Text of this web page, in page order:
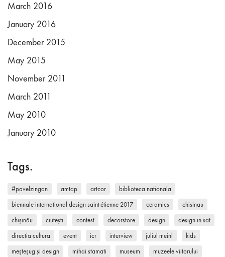
March 2016
January 2016
December 2015
May 2015
November 2011
March 2011
May 2010
January 2010
Tags.
#pavelzingan amtap artcor biblioteca nationala
biennale international design saint-étienne 2017 ceramics chisinau
chișinău ciutești contest decorstore design design in sat
directia cultura event icr interview juliul meinl kids
meșteșug și design mihai stamati museum muzeele viitorului